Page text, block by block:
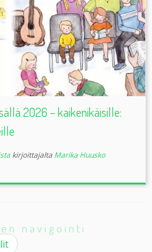
2026 – kaikenikäisille:
kirjoittajalta Marika Huusko
navigointi